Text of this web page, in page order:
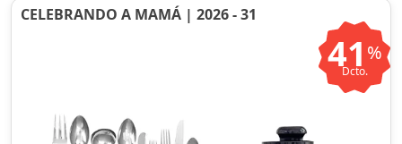
CELEBRANDO A MAMÁ | 2026 - 31
41 %
Dcto.